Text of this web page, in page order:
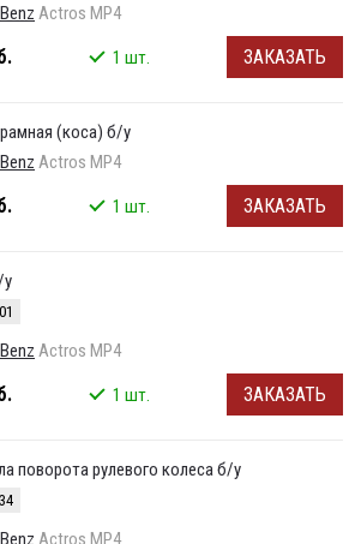
Actros MP4
1 шт. ЗАКАЗАТЬ
(коса) б/у
Actros MP4
1 шт. ЗАКАЗАТЬ
у
Actros MP4
1 шт. ЗАКАЗАТЬ
поворота рулевого колеса б/у
Actros MP4